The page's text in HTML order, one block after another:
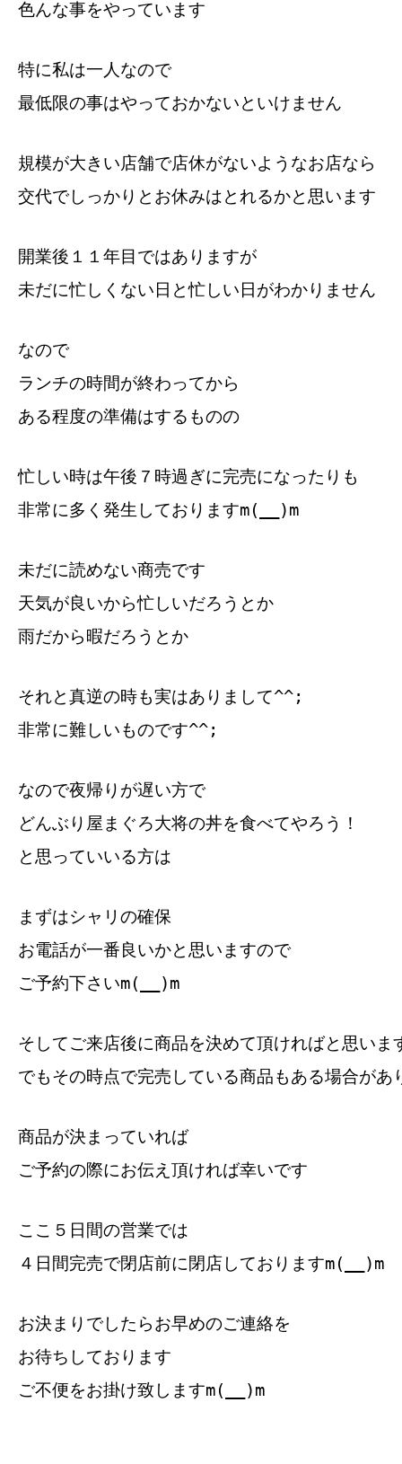
色んな事をやっています
特に私は一人なので
最低限の事はやっておかないといけません
規模が大きい店舗で店休がないようなお店なら
交代でしっかりとお休みはとれるかと思います
開業後１１年目ではありますが
未だに忙しくない日と忙しい日がわかりません
なので
ランチの時間が終わってから
ある程度の準備はするものの
忙しい時は午後７時過ぎに完売になったりも
非常に多く発生しておりますm(__)m
未だに読めない商売です
天気が良いから忙しいだろうとか
雨だから暇だろうとか
それと真逆の時も実はありまして^^;
非常に難しいものです^^;
なので夜帰りが遅い方で
どんぶり屋まぐろ大将の丼を食べてやろう！
と思っていいる方は
まずはシャリの確保
お電話が一番良いかと思いますので
ご予約下さいm(__)m
そしてご来店後に商品を決めて頂ければと思いま
でもその時点で完売している商品もある場合があ
商品が決まっていれば
ご予約の際にお伝え頂ければ幸いです
ここ５日間の営業では
４日間完売で閉店前に閉店しておりますm(__)m
お決まりでしたらお早めのご連絡を
お待ちしております
ご不便をお掛け致しますm(__)m